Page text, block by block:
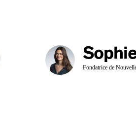
Fondatrice de